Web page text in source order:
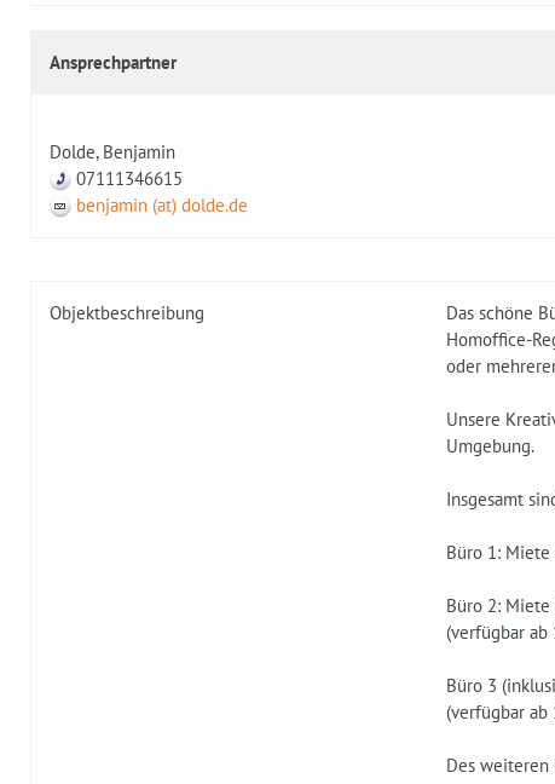
Ansprechpartner
Dolde, Benjamin
07111346615
benjamin (at) dolde.de
Objektbeschreibung
Das schöne
Homoffice-
oder
Unsere
Umgebung.
Insgesamt
Büro 1:
Büro 2:
(verfügbar ab
Büro 3
(verfügbar ab
Des weiteren